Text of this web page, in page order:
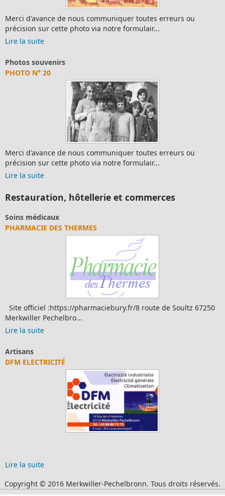
Merci d'avance de nous communiquer toutes erreurs ou
précision sur cette photo via notre formulair...
Lire la suite
Photos souvenirs
PHOTO N° 20
Merci d'avance de nous communiquer toutes erreurs ou
précision sur cette photo via notre formulair...
Lire la suite
Restauration, hôtellerie et commerces
Soins médicaux
PHARMACIE DES THERMES
Site officiel :https://pharmaciebury.fr/8 route de Soultz 67250
Merkwiller Pechelbro...
Lire la suite
Artisans
DFM ELECTRICITÉ
Lire la suite
Copyright © 2016 Merkwiller-Pechelbronn. Tous droits réservés.